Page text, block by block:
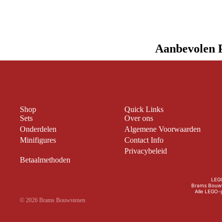
Aanbevolen
Shop
Sets
Onderdelen
Minifigures
Quick Links
Over ons
Algemene Voorwaarden
Contact Info
Privacybeleid
Betaalmethoden
Brams
Alle
© 2026 Brams Bouwstenen